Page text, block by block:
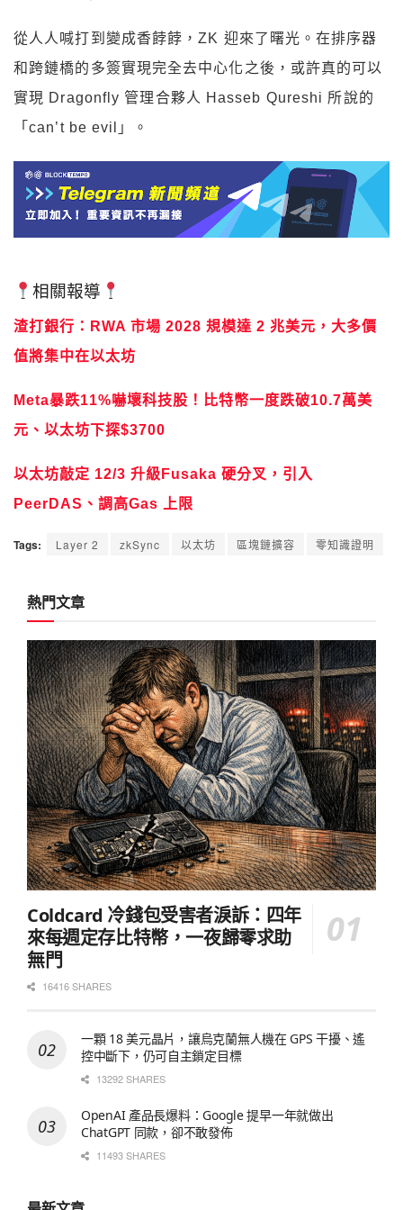
從人人喊打到變成香餑餑，ZK 迎來了曙光。在排序器
和跨鏈橋的多簽實現完全去中心化之後，或許真的可以
實現 Dragonfly 管理合夥人 Hasseb Qureshi 所說的
「can’t be evil」。
相關報導
渣打銀行：RWA 市場 2028 規模達 2 兆美元，大多價
值將集中在以太坊
Meta暴跌11%嚇壞科技股！比特幣一度跌破10.7萬美
元、以太坊下探$3700
以太坊敲定 12/3 升級Fusaka 硬分叉，引入
PeerDAS、調高Gas 上限
Tags: Layer 2 zkSync 以太坊 區塊鏈擴容 零知識證明
熱門文章
Coldcard 冷錢包受害者淚訴：四年
來每週定存比特幣，一夜歸零求助
無門
16416 SHARES
一顆 18 美元晶片，讓烏克蘭無人機在 GPS 干擾、遙
控中斷下，仍可自主鎖定目標
13292 SHARES
OpenAI 產品長爆料：Google 提早一年就做出
ChatGPT 同款，卻不敢發佈
11493 SHARES